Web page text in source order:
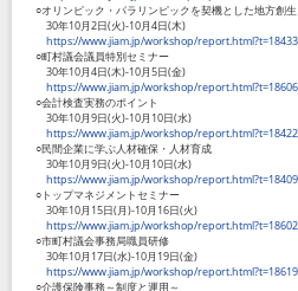
○オリンピック・パラリンピックを契機とした地方創生
30年10月2日(火)-10月4日(木)
https://www.jiam.jp/workshop/report.html?t=18433
○町村議会議員特別セミナー
30年10月4日(木)-10月5日(金)
https://www.jiam.jp/workshop/report.html?t=18606
○会計検査実務のポイント
30年10月9日(火)-10月10日(水)
https://www.jiam.jp/workshop/report.html?t=18422
○民間企業に学ぶ人材確保・人材育成
30年10月9日(火)-10月10日(水)
https://www.jiam.jp/workshop/report.html?t=18409
○トップマネジメントセミナー
30年10月15日(月)-10月16日(火)
https://www.jiam.jp/workshop/report.html?t=18602
○市町村議会事務局職員研修
30年10月17日(水)-10月19日(金)
https://www.jiam.jp/workshop/report.html?t=18619
○介護保険事務～制度と運用～